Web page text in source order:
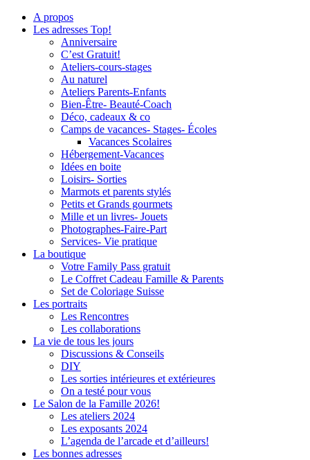
A propos
Les adresses Top!
Anniversaire
C’est Gratuit!
Ateliers-cours-stages
Au naturel
Ateliers Parents-Enfants
Bien-Être- Beauté-Coach
Déco, cadeaux & co
Camps de vacances- Stages- Écoles
Vacances Scolaires
Hébergement-Vacances
Idées en boite
Loisirs- Sorties
Marmots et parents stylés
Petits et Grands gourmets
Mille et un livres- Jouets
Photographes-Faire-Part
Services- Vie pratique
La boutique
Votre Family Pass gratuit
Le Coffret Cadeau Famille & Parents
Set de Coloriage Suisse
Les portraits
Les Rencontres
Les collaborations
La vie de tous les jours
Discussions & Conseils
DIY
Les sorties intérieures et extérieures
On a testé pour vous
Le Salon de la Famille 2026!
Les ateliers 2024
Les exposants 2024
L’agenda de l’arcade et d’ailleurs!
Les bonnes adresses